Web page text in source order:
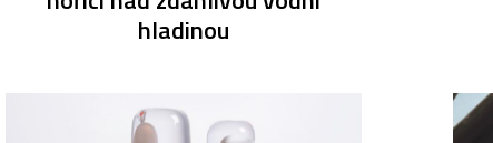
hladinou